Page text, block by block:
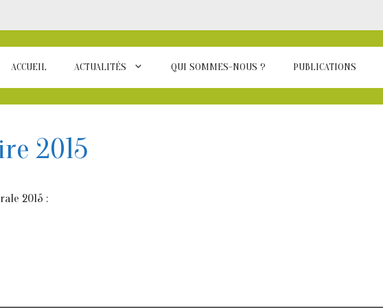
ACCUEIL ACTUALITÉS QUI SOMMES-NOUS ? PUBLICATIONS
2015
2015 :